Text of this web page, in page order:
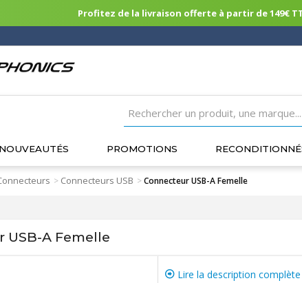
Profitez de la livraison offerte à partir de 149€
NOUVEAUTÉS PROMOTIONS
> Connecteurs USB >Connecteur USB-A Femelle
USB-A Femelle
Lire la description complète